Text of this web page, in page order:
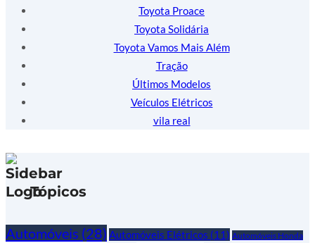
Toyota Proace
Toyota Solidária
Toyota Vamos Mais Além
Tração
Últimos Modelos
Veículos Elétricos
vila real
Tópicos
Automóveis (28) Automóveis Elétricos (11) Automóveis Honda